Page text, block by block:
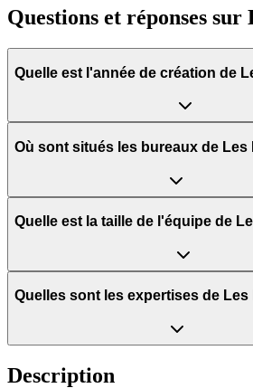
Questions et réponses sur
Quelle est l'année de création de
Où sont situés les bureaux de Les
Quelle est la taille de l'équipe de
Quelles sont les expertises de Les
Description